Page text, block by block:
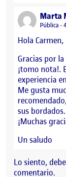
Marta
Pública
Hola Carmen,
Gracias por
¡tomo nota!.
experiencia
Me gusta
sus bordados.
¡Muchas
Un saludo
Lo siento,
comentario.